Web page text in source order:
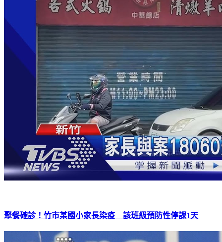
聚餐確診！竹市某國小家長染疫 該班級預防性停課1天